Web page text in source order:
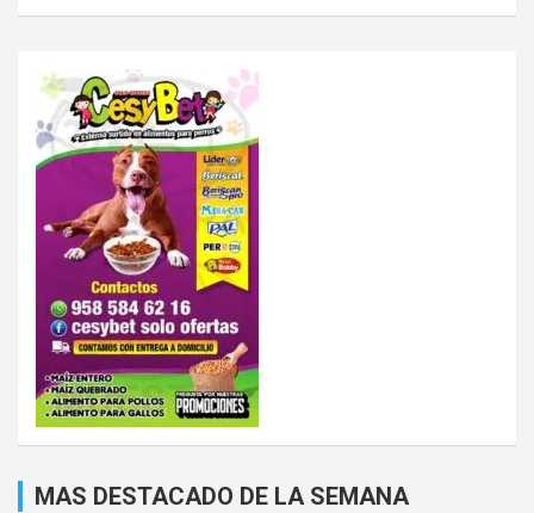
MAS DESTACADO DE LA SEMANA